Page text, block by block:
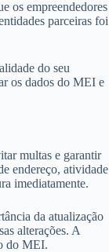
os empreendedores
parceiras foi
do seu
os dados do MEI e
multas e garantir
endereço, atividade
imediatamente.
da atualização
alterações. A
do MEI.